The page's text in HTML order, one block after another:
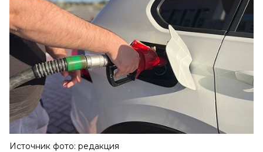
Источник фото: редакция